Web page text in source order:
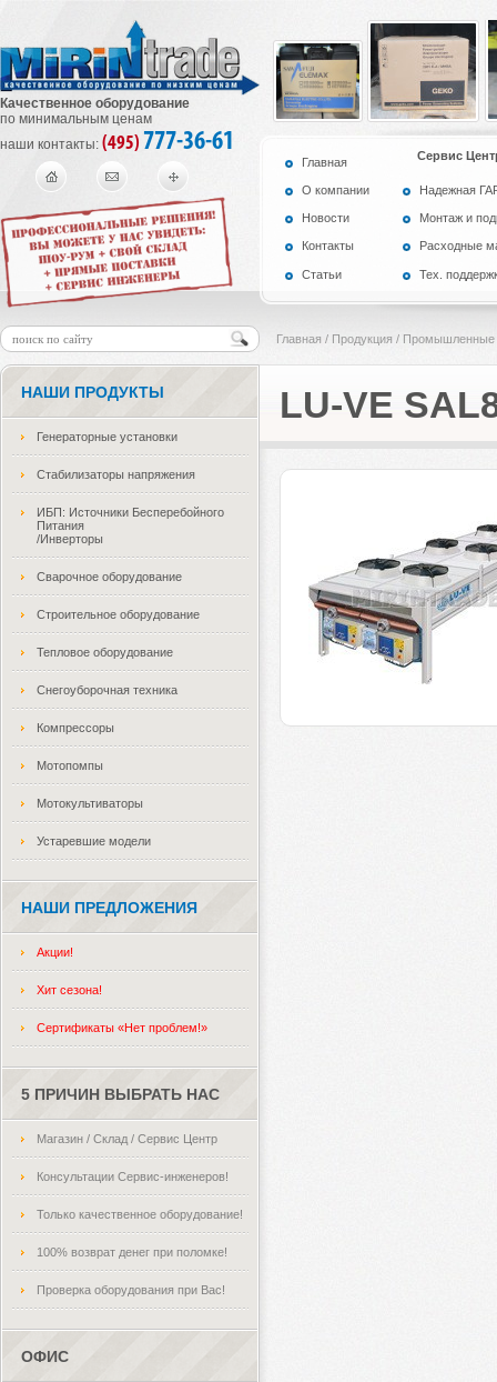
Качественное оборудование
по минимальным ценам
наши контакты: (495) 777-36-61
Главная
О компании
Новости
Контакты
Статьи
Сервис
Надежная
Монтаж и
Расходные
Тех.
Главная / Продукция / Промышленные
НАШИ ПРОДУКТЫ
Генераторные установки
Стабилизаторы напряжения
ИБП: Источники Бесперебойного
Питания
/Инверторы
Сварочное оборудование
Строительное оборудование
Тепловое оборудование
Снегоуборочная техника
Компрессоры
Мотопомпы
Мотокультиваторы
Устаревшие модели
НАШИ ПРЕДЛОЖЕНИЯ
Акции!
Хит сезона!
Сертификаты «Нет проблем!»
5 ПРИЧИН ВЫБРАТЬ НАС
Магазин / Склад / Сервис Центр
Консультации Сервис-инженеров!
Только качественное оборудование!
100% возврат денег при поломке!
Проверка оборудования при Вас!
ОФИС
LU-VE